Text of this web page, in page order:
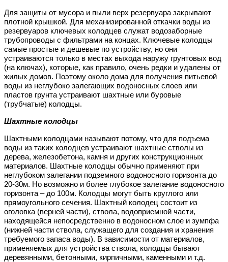
Для защиты от мусора и пыли верх резервуара закрывают
плотной крышкой. Для механизированной откачки воды из
резервуаров ключевых колодцев служат водозаборные
трубопроводы с фильтрами на концах. Ключевые колодцы
самые простые и дешевые по устройству, но они
устраиваются только в местах выхода наружу грунтовых вод
(на ключах), которые, как правило, очень редки и удалены от
жилых домов. Поэтому около дома для получения питьевой
воды из неглубоко залегающих водоносных слоев или
пластов грунта устраивают шахтные или буровые
(трубчатые) колодцы.
Шахтные колодцы
Шахтными колодцами называют потому, что для подъема
воды из таких колодцев устраивают шахтные стволы из
дерева, железобетона, камня и других конструкционных
материалов. Шахтные колодцы обычно применяют при
неглубоком залегании подземного водоносного горизонта до
20-30м. Но возможно и более глубокое залегание водоносного
горизонта – до 100м. Колодцы могут быть круглого или
прямоугольного сечения. Шахтный колодец состоит из
оголовка (верней части), ствола, водоприемной части,
находящейся непосредственно в водоносном слое и зумпфа
(нижней части ствола, служащего для создания и хранения
требуемого запаса воды). В зависимости от материалов,
применяемых для устройства ствола, колодцы бывают
деревянными, бетонными, кирпичными, каменными и т.д.